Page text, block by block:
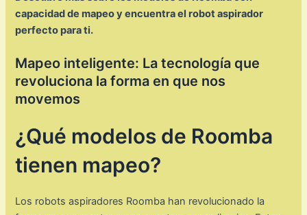
capacidad de mapeo y encuentra el robot aspirador
perfecto para ti.
Mapeo inteligente: La tecnología que
revoluciona la forma en que nos
movemos
¿Qué modelos de Roomba
tienen mapeo?
Los robots aspiradores Roomba han revolucionado la